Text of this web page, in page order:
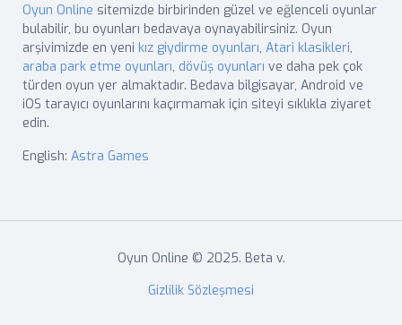
Oyun Online sitemizde birbirinden güzel ve eğlenceli oyunlar
bulabilir, bu oyunları bedavaya oynayabilirsiniz. Oyun
arşivimizde en yeni kız giydirme oyunları, Atari klasikleri,
araba park etme oyunları, dövüş oyunları ve daha pek çok
türden oyun yer almaktadır. Bedava bilgisayar, Android ve
iOS tarayıcı oyunlarını kaçırmamak için siteyi sıklıkla ziyaret
edin.
English: Astra Games
Oyun Online © 2025. Beta v.
Gizlilik Sözleşmesi